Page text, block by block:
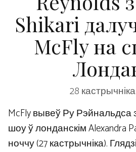
Shikari
McFly на
28
McFly вывеў Ру Рэйнальдса з
шоу ў лонданскім Alexandra
ноччу (27 кастрычніка).